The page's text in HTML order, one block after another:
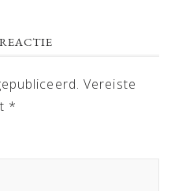
Vereiste
*